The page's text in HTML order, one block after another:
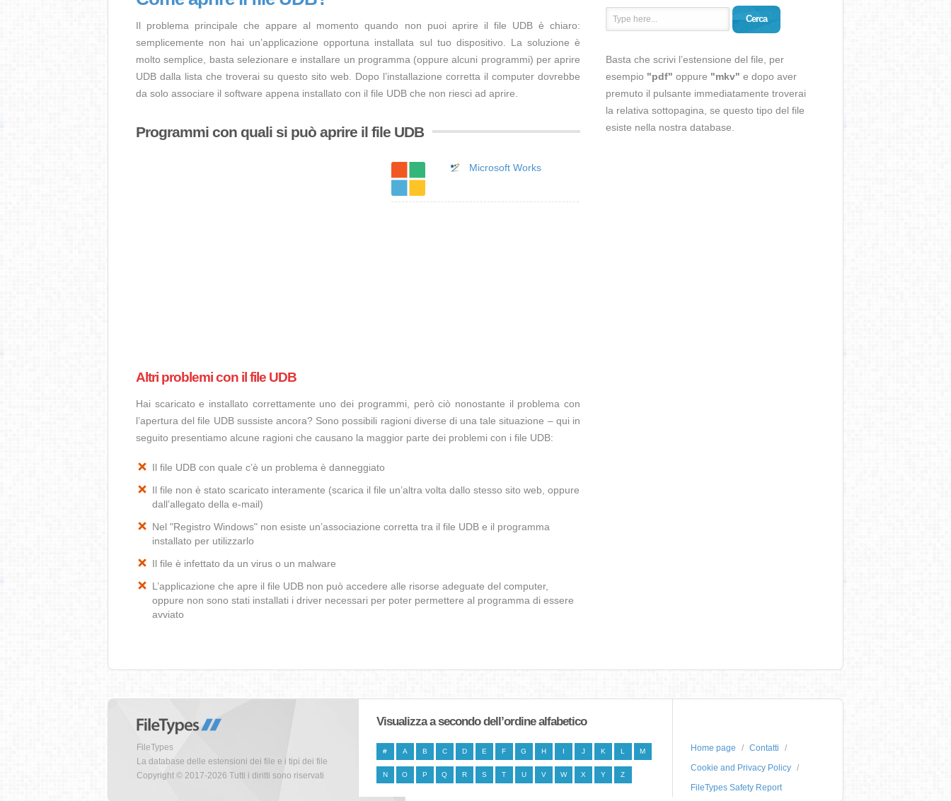
Il problema principale che appare al momento quando non puoi aprire il file UDB è chiaro:
semplicemente non hai un’applicazione opportuna installata sul tuo dispositivo. La soluzione è
molto semplice, basta selezionare e installare un programma (oppure alcuni programmi) per aprire
UDB dalla lista che troverai su questo sito web. Dopo l’installazione corretta il computer dovrebbe
da solo associare il software appena installato con il file UDB che non riesci ad aprire.
Programmi con quali si può aprire il file UDB
Microsoft Works
Altri problemi con il file UDB
Hai scaricato e installato correttamente uno dei programmi, però ciò nonostante il problema con
l’apertura del file UDB sussiste ancora? Sono possibili ragioni diverse di una tale situazione – qui in
seguito presentiamo alcune ragioni che causano la maggior parte dei problemi con i file UDB:
Il file UDB con quale c’è un problema è danneggiato
Il file non è stato scaricato interamente (scarica il file un’altra volta dallo stesso sito web, oppure
dall’allegato della e-mail)
Nel "Registro Windows" non esiste un’associazione corretta tra il file UDB e il programma
installato per utilizzarlo
Il file è infettato da un virus o un malware
L’applicazione che apre il file UDB non può accedere alle risorse adeguate del computer,
oppure non sono stati installati i driver necessari per poter permettere al programma di essere
avviato
Cerca
Basta che scrivi l’estensione del file, per
esempio "pdf" oppure "mkv" e dopo aver
premuto il pulsante immediatamente troverai
la relativa sottopagina, se questo tipo del file
esiste nella nostra database.
FileTypes
La database delle estensioni dei file e i tipi dei file
Copyright © 2017-2026 Tutti i diritti sono riservati
Visualizza a secondo dell’ordine alfabetico
# A B C D E F G H I J K L M
N O P Q R S T U V W X Y Z
Home page
Contatti
Cookie and Privacy Policy
FileTypes Safety Report